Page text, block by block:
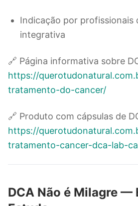
Indicação por profissionais
integrativa
🔗 Página informativa sobre
https://
tratamento-do-cancer/
🔗 Produto com cápsulas de
https://
tratamento-cancer-dca-lab-
DCA Não é Milagre —